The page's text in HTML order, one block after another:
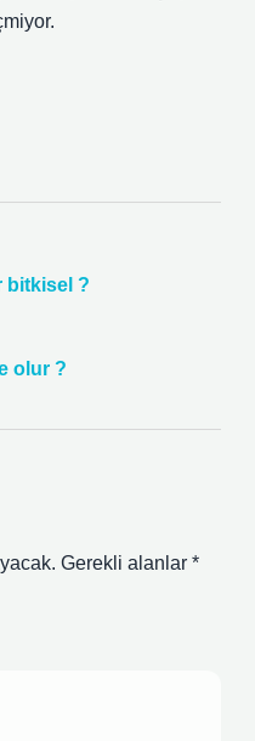
bitkisel ?
olur ?
Gerekli alanlar *